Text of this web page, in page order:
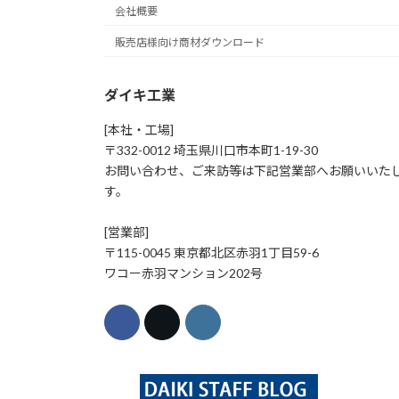
会社概要
販売店様向け商材ダウンロード
ダイキ工業
[本社・工場]
〒332-0012 埼玉県川口市本町1-19-30
お問い合わせ、ご来訪等は下記営業部へお願いいた
す。
[営業部]
〒115-0045 東京都北区赤羽1丁目59-6
ワコー赤羽マンション202号